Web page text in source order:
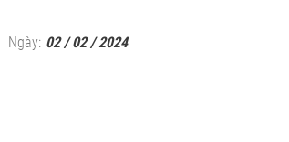
Ngày: 02 / 02 / 2024